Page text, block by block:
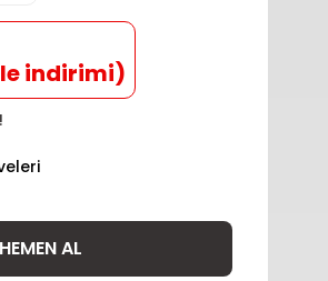
indirimi)
HEMEN AL